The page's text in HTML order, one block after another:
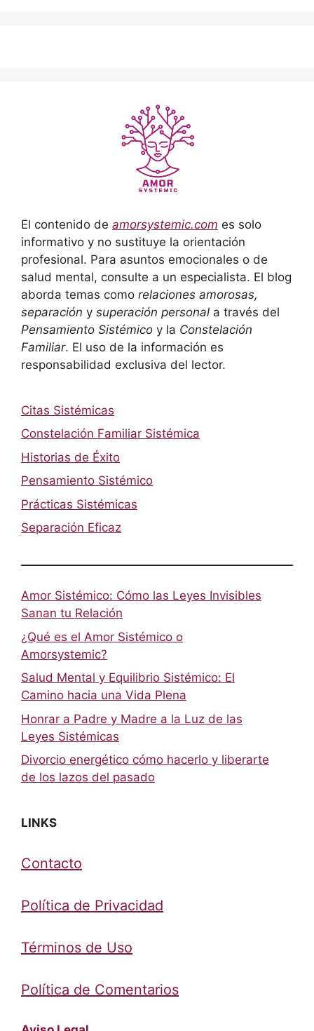
El contenido de amorsystemic.com es solo
informativo y no sustituye la orientación
profesional. Para asuntos emocionales o de
salud mental, consulte a un especialista. El blog
aborda temas como relaciones amorosas,
separación y superación personal a través del
Pensamiento Sistémico y la Constelación
Familiar. El uso de la información es
responsabilidad exclusiva del lector.
Citas Sistémicas
Constelación Familiar Sistémica
Historias de Éxito
Pensamiento Sistémico
Prácticas Sistémicas
Separación Eficaz
Amor Sistémico: Cómo las Leyes Invisibles
Sanan tu Relación
¿Qué es el Amor Sistémico o
Amorsystemic?
Salud Mental y Equilibrio Sistémico: El
Camino hacia una Vida Plena
Honrar a Padre y Madre a la Luz de las
Leyes Sistémicas
Divorcio energético cómo hacerlo y liberarte
de los lazos del pasado
LINKS
Contacto
Política de Privacidad
Términos de Uso
Política de Comentarios